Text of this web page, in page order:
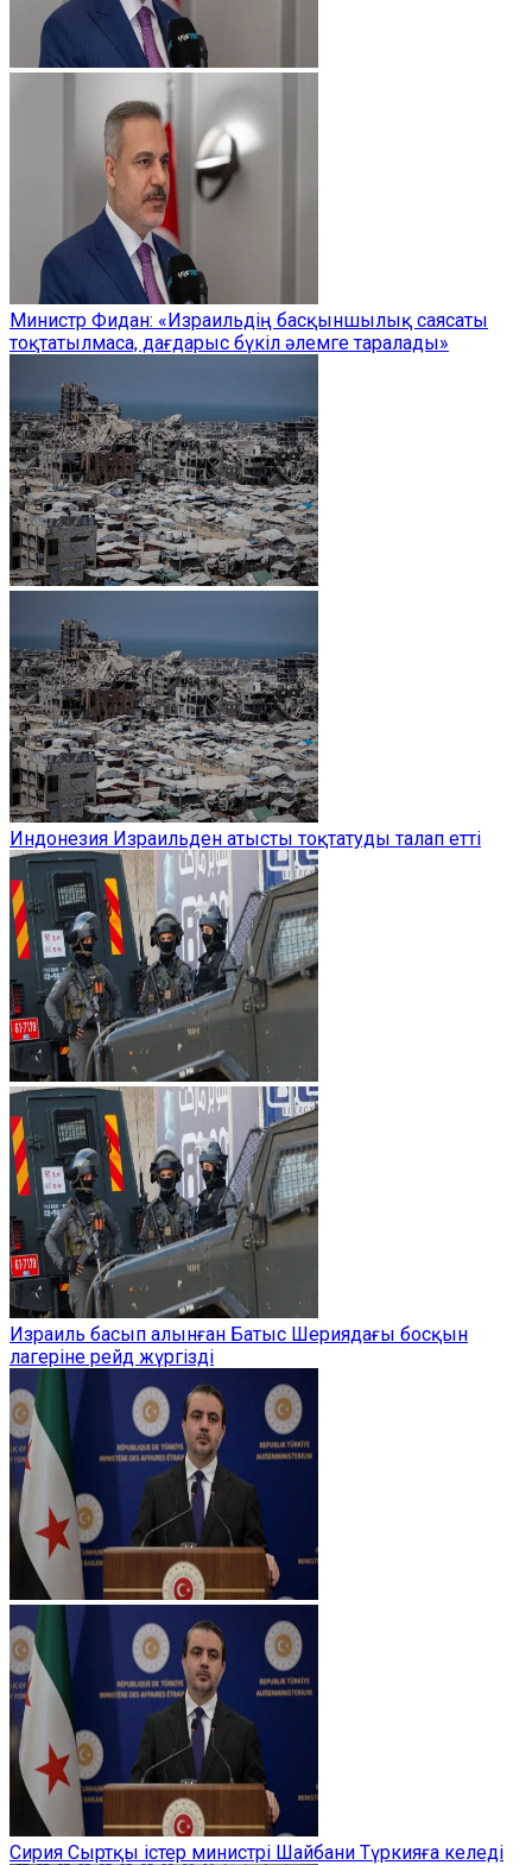
Министр Фидан: «Израильдің басқыншылық саясаты
тоқтатылмаса, дағдарыс бүкіл әлемге таралады»
Индонезия Израильден атысты тоқтатуды талап етті
Израиль басып алынған Батыс Шериядағы босқын
лагеріне рейд жүргізді
Сирия Сыртқы істер министрі Шайбани Түркияға келеді